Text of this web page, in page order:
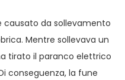
causato da sollevamento
Mentre sollevava un
tirato il paranco elettrico
conseguenza, la fune